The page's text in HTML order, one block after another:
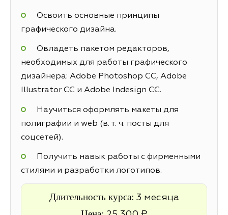
Освоить основные принципы
графического дизайна.
Овладеть пакетом редакторов,
необходимых для работы графического
дизайнера: Adobe Photoshop CC, Adobe
Illustrator CC и Adobe Indesign CC.
Научиться оформлять макеты для
полиграфии и web (в. т. ч. посты для
соцсетей).
Получить навык работы с фирменными
стилями и разработки логотипов.
Длительность курса: 3 месяца